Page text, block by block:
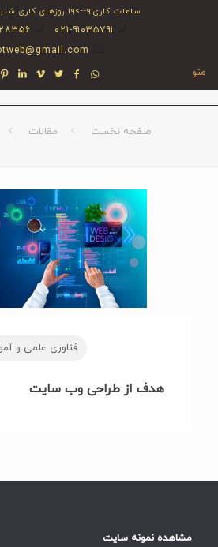
ساعات کاری:۹-->۱۹ روزهای کاری شنبه --> ۴شنبه
۰۲۱-۹۱۰۳۵۷۹۱
۰۲۱-
منو
صفحه نخست مقالات
فناوری علمی و
هدف از طراحی وب سایت
مشاهده نمونه سایت